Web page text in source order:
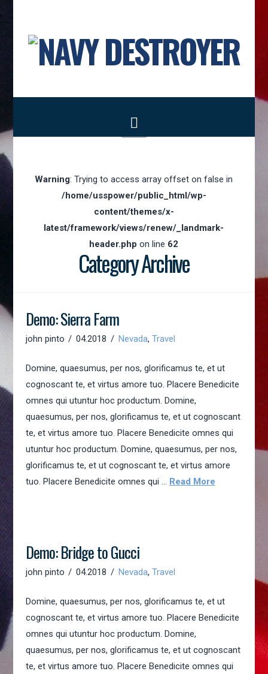
Navigation
Warning: Trying to access array offset on false in
/home/usspower/public_html/wp-
content/themes/x-
latest/framework/views/renew/_landmark-
header.php on line 62
Category Archive
Demo: Sierra Farm
john pinto 04.2018 Nevada, Travel
Domine, quaesumus, per nos, glorificamus te, et ut
cognoscant te, et virtus amore tuo. Placere Benedicite
omnes qui utuntur hoc productum. Domine,
quaesumus, per nos, glorificamus te, et ut cognoscant
te, et virtus amore tuo. Placere Benedicite omnes qui
utuntur hoc productum. Domine, quaesumus, per nos,
glorificamus te, et ut cognoscant te, et virtus amore
tuo. Placere Benedicite omnes qui … Read More
Demo: Bridge to Gucci
john pinto 04.2018 Nevada, Travel
Domine, quaesumus, per nos, glorificamus te, et ut
cognoscant te, et virtus amore tuo. Placere Benedicite
omnes qui utuntur hoc productum. Domine,
quaesumus, per nos, glorificamus te, et ut cognoscant
te, et virtus amore tuo. Placere Benedicite omnes qui